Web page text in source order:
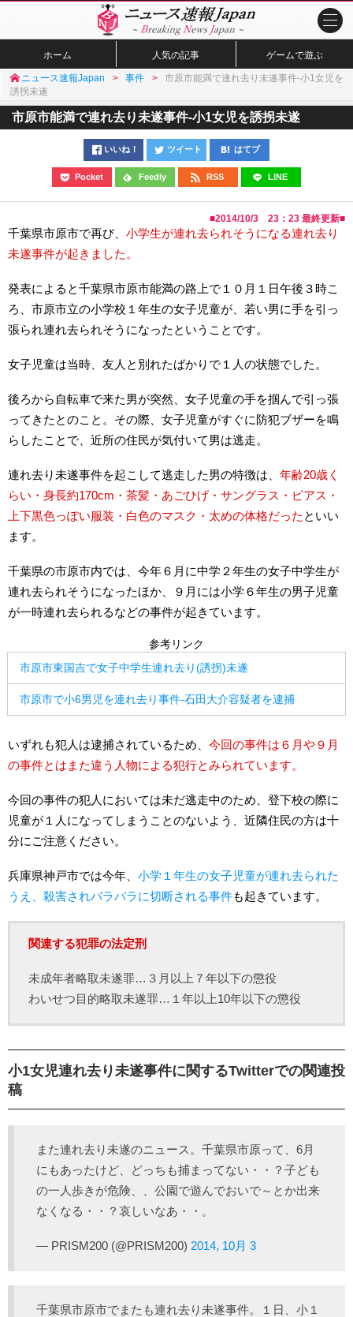
ホーム 人気の記事 ゲームで遊ぶ
ニュース速報Japan 事件
市原市能満で連れ去り未遂事件-小1女児を
誘拐未遂
市原市能満で連れ去り未遂事件-小1女児を誘拐未遂
いいね！ ツイート はてブ
Pocket Feedly RSS LINE
■2014/10/3 23：23 最終更新■
千葉県市原市で再び、 小学生が連れ去られそうになる連れ去り
未遂事件が起きました。
発表によると千葉県市原市能満の路上で１０月１日午後３時こ
ろ、市原市立の小学校１年生の女子児童が、若い男に手を引っ
張られ連れ去られそうになったということです。
女子児童は当時、友人と別れたばかりで１人の状態でした。
後ろから自転車で来た男が突然、女子児童の手を掴んで引っ張
ってきたとのこと。その際、女子児童がすぐに防犯ブザーを鳴
らしたことで、近所の住民が気付いて男は逃走。
連れ去り未遂事件を起こして逃走した男の特徴は、 年齢20歳く
らい・身長約170cm・茶髪・あごひげ・サングラス・ピアス・
上下黒色っぽい服装・白色のマスク・太めの体格だった といい
ます。
千葉県の市原市内では、今年６月に中学２年生の女子中学生が
連れ去られそうになったほか、９月には小学６年生の男子児童
が一時連れ去られるなどの事件が起きています。
参考リンク
市原市東国吉で女子中学生連れ去り(誘拐)未遂
市原市で小6男児を連れ去り事件-石田大介容疑者を逮捕
いずれも犯人は逮捕されているため、 今回の事件は６月や９月
の事件とはまた違う人物による犯行とみられています。
今回の事件の犯人においては未だ逃走中のため、登下校の際に
児童が１人になってしまうことのないよう、近隣住民の方は十
分にご注意ください。
兵庫県神戸市では今年、 小学１年生の女子児童が連れ去られた
うえ、殺害されバラバラに切断される事件も起きています。
関連する犯罪の法定刑
未成年者略取未遂罪…３月以上７年以下の懲役
わいせつ目的略取未遂罪…１年以上10年以下の懲役
小1女児連れ去り未遂事件に関するTwitterでの関連投
稿
また連れ去り未遂のニュース。千葉県市原って、6月
にもあったけど、どっちも捕まってない・・？子ども
の一人歩きが危険、、公園で遊んでおいで～とか出来
なくなる・・？哀しいなあ・・。
— PRISM200 (@PRISM200) 2014, 10月 3
千葉県市原市でまたも連れ去り未遂事件。１日、小１